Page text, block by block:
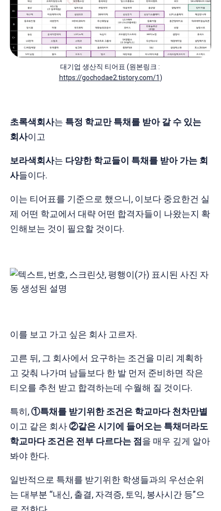
https://gochodae2.tistory.com/1)
초록색회사는 특정 학교만 특채를 받아 갈 수 있는
회사이고
보라색회사는 다양한 학교들이 특채를 받아 가는 회
사들이다.
이는 티어표를 기준으로 했으니, 이보다 중요한건 실
제 어떤 학교에서 대략 어떤 합격자들이 나왔는지 확
인해보는 것이 필요할 것이다.
이를 보고 가고 싶은 회사 고르자.
고른 뒤, 그 회사에서 요구하는 조건을 미리 계획하
고 갖춰 나가며 남들보다 한 발 먼저 준비하면 작은
티오를 추천 받고 합격하는데 수월해 질 것이다.
특히,①특채를 받기위한 조건은 학교마다 천차만별
이고 같은 회사②같은 시기에 들어오는 특채더라도
학교마다 조건은 전부 다르다는 점을 매우 깊게 알아
봐야 한다.
일반적으로 특채를 받기위한 학생들과의 우선순위
는 대부분 “내신, 출결, 자격증, 토익, 봉사시간 등”으